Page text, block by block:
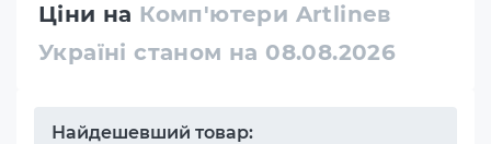
Ціни на Комп'ютери Artlineв
Україні станом на 08.08.2026
Найдешевший товар: